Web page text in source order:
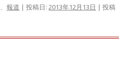
、 報道 | 投稿日: 2013年12月13日 | 投稿